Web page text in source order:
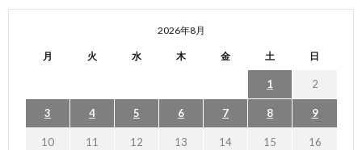
2026年8月
月 火 水 木 金 土 日
1 2
3 4 5 6 7 8 9
10 11 12 13 14 15 16